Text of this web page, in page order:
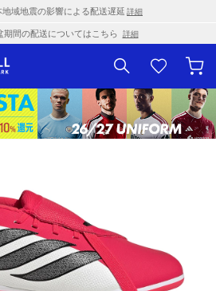
地域地震の影響による配送遅延 詳細
期間の配送についてはこちら 詳細